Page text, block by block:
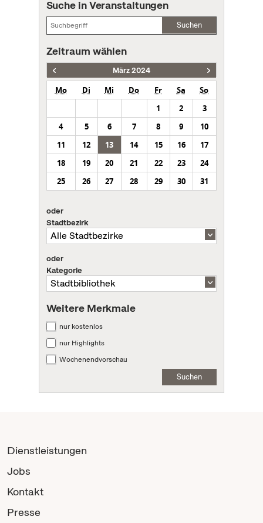
Suche in Veranstaltungen
Suchen
Zeitraum wählen
März 2024
Mo Di Mi Do Fr Sa
So
1
2
3
4
5 6 7 8 9
10
11
12 13 14 15 16
17
18
19 20 21 22 23
24
25
26 27 28 29 30 31
oder
Stadtbezirk
oder
Kategorie
Weitere Merkmale
nur kostenlos
nur Highlights
Wochenendvorschau
Suchen
Dienstleistungen
Jobs
Kontakt
Presse